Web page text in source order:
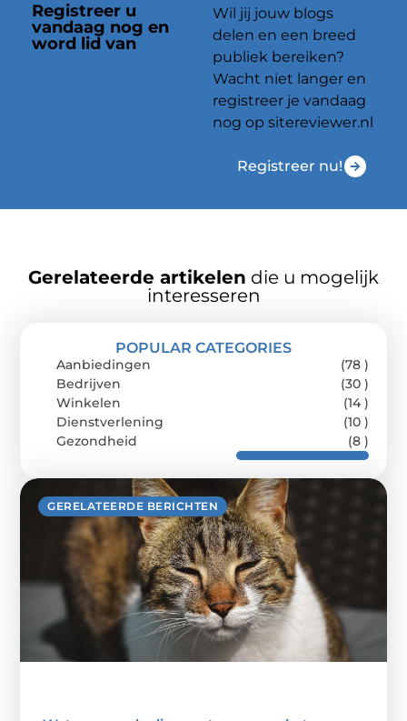
Registreer u
vandaag nog en
word lid van
Wil jij jouw blogs
delen en een breed
publiek bereiken?
Wacht niet langer en
registreer je vandaag
nog op sitereviewer.nl
Registreer nu!
Gerelateerde artikelen die u mogelijk
interesseren
GERELATEERDE BERICHTEN
POPULAR CATEGORIES
Aanbiedingen
(78 )
Bedrijven
(30 )
Winkelen
(14 )
Dienstverlening
(10 )
Gezondheid
(8 )